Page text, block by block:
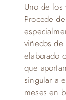
Uno de los
Procede
viñedos de
elaborado
que
singular a
meses en